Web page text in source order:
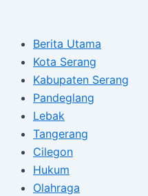
contentBerita Utama
Kota Serang
Kabupaten Serang
Pandeglang
Lebak
Tangerang
Cilegon
Hukum
Olahraga